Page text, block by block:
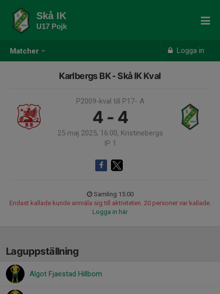
Matcher Logga in
Skå IK
U17 Pojk
Karlbergs BK - Skå IK Kval
P2009-kval till P17- A
4 - 4
25 maj 2025, 16:00, Kristinebergs
IP 1
Samling 15:00
Endast kallade kunde anmäla sig till aktiviteten. 20 personer var kallade.
Logga in här
Laguppställning
Algot Fjaestad Hillbom